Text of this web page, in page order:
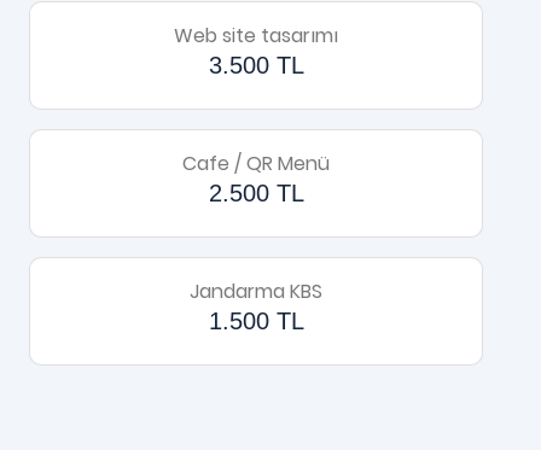
Web site tasarımı
3.500 TL
Cafe / QR Menü
2.500 TL
Jandarma KBS
1.500 TL